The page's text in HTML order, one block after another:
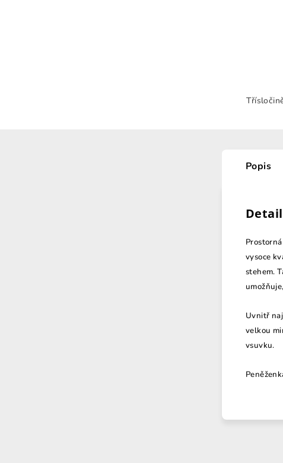
Popis
vysoce
stehem.
Uvnitř
velkou
vsuvku.